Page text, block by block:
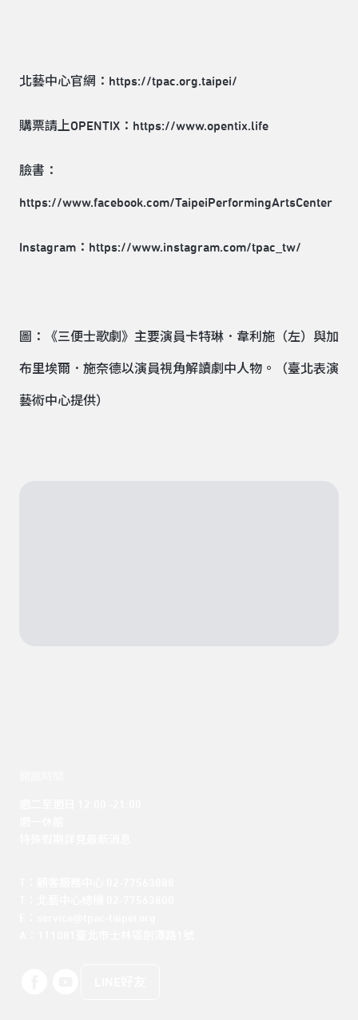
北藝中心官網： https://tpac.org.taipei/
購票請上OPENTIX： https://www.opentix.life
臉書：
https://www.facebook.com/TaipeiPerformingArtsCenter
Instagram： https://www.instagram.com/tpac_tw/
圖：《三便士歌劇》主要演員卡特琳．韋利施（左）與加
布里埃爾．施奈德以演員視角解讀劇中人物。（臺北表演
藝術中心提供）